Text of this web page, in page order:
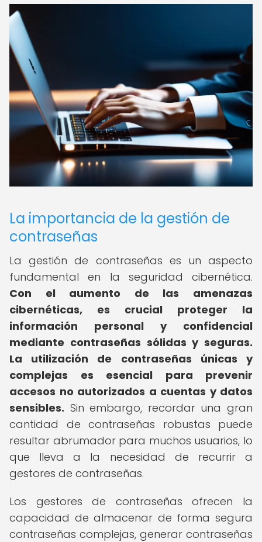
La importancia de la gestión de
contraseñas
La gestión de contraseñas es un aspecto
fundamental en la seguridad cibernética.
Con el aumento de las amenazas
cibernéticas, es crucial proteger la
información personal y confidencial
mediante contraseñas sólidas y seguras.
La utilización de contraseñas únicas y
complejas es esencial para prevenir
accesos no autorizados a cuentas y datos
sensibles. Sin embargo, recordar una gran
cantidad de contraseñas robustas puede
resultar abrumador para muchos usuarios, lo
que lleva a la necesidad de recurrir a
gestores de contraseñas.
Los gestores de contraseñas ofrecen la
capacidad de almacenar de forma segura
contraseñas complejas, generar contraseñas